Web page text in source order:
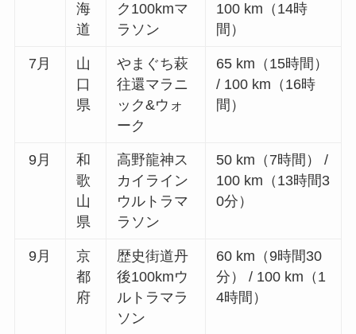
海
道
ク100kmマ
ラソン
100 km（14時
間）
7月
山
口
県
やまぐち萩
往還マラニ
ック&ウォ
ーク
65 km（15時間）
/ 100 km（16時
間）
9月
和
歌
山
県
高野龍神ス
カイライン
ウルトラマ
ラソン
50 km（7時間） /
100 km（13時間3
0分）
9月
京
都
府
歴史街道丹
後100kmウ
ルトラマラ
ソン
60 km（9時間30
分） / 100 km（1
4時間）